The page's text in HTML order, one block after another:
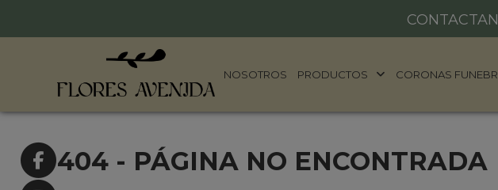
NOSOTROS PRODUCTOS CORONAS
404 - PÁGINA NO ENCONTRADA